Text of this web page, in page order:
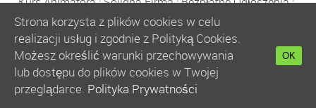
Animator Czasu Wolnego:
Bezpłatne Ogłoszenia Warszawa:sklep animatora
Bańki Mydlane:Bezpłatne Ogłoszenia
Szkolenie Animatorów:Kurs Animatora
:
Kurs Animatora Warszawa :Rumia
Kurs Animatora Poznań:
Strona korzysta z plików cookies w celu
realizacji usług i zgodnie z Polityką Cookies.
Możesz określić warunki przechowywania
lub dostępu do plików cookies w Twojej
przeglądarce. Polityka Prywatności
OK